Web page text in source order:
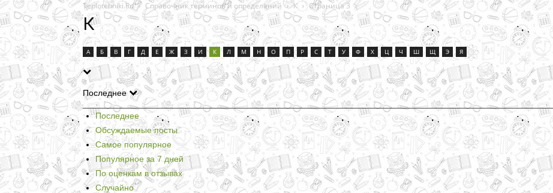
Teplotehniki.Ru Справочник терминов и определений К Страница 3
К
А Б В Г Д Е Ж З И К Л М Н О П Р С Т У Ф Х Ц Ч Ш Щ Э Я
Последнее
Последнее
Обсуждаемые посты
Самое популярное
Популярное за 7 дней
По оценкам в отзывах
Случайно